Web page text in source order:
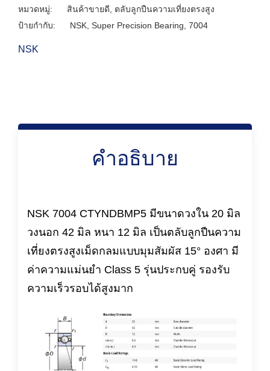
หมวดหมู่: สินค้าขายดี
ตลับลูกปืนความเที่ยงตรงสูง
ป้ายกำกับ:
NSK Super Precision Bearing 7004
NSK
คำอธิบาย
NSK 7004 CTYNDBMP5 มีขนาดวงใน 20 มิล
วงนอก 42 มิล หนา 12 มิล เป็นตลับลูกปืนความ
เที่ยงตรงสูงเม็ดกลมแบบมุมสัมผัส 15° องศา มี
ค่าความแม่นยำ Class 5 รุ่นประกบคู่ รองรับ
ความเร็วรอบได้สูงมาก